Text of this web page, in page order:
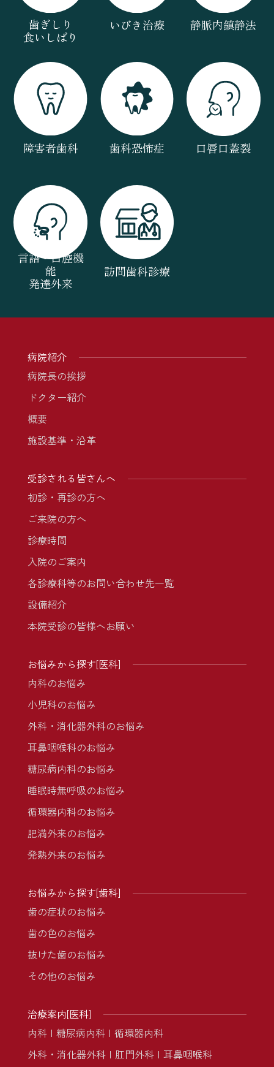
歯ぎしり
食いしばり
いびき治療 静脈内鎮静法
障害者歯科 歯科恐怖症 口唇口蓋裂
言語・口腔機
能
発達外来
訪問歯科診療
病院紹介
病院長の挨拶
ドクター紹介
概要
施設基準・沿革
受診される皆さんへ
初診・再診の方へ
ご来院の方へ
診療時間
入院のご案内
各診療科等のお問い合わせ先一覧
設備紹介
本院受診の皆様へお願い
お悩みから探す[医科]
内科のお悩み
小児科のお悩み
外科・消化器外科のお悩み
耳鼻咽喉科のお悩み
糖尿病内科のお悩み
睡眠時無呼吸のお悩み
循環器内科のお悩み
肥満外来のお悩み
発熱外来のお悩み
お悩みから探す[歯科]
歯の症状のお悩み
歯の色のお悩み
抜けた歯のお悩み
その他のお悩み
治療案内[医科]
内科
糖尿病内科
循環器内科
外科・消化器外科
肛門外科
耳鼻咽喉科